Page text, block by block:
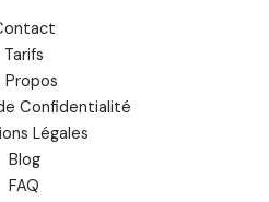
Tarifs
Propos
Confidentialité
Légales
Blog
FAQ